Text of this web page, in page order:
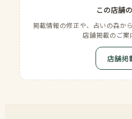
この店舗
掲載情報の修正や、占いの森か
店舗掲載のご案
店舗掲